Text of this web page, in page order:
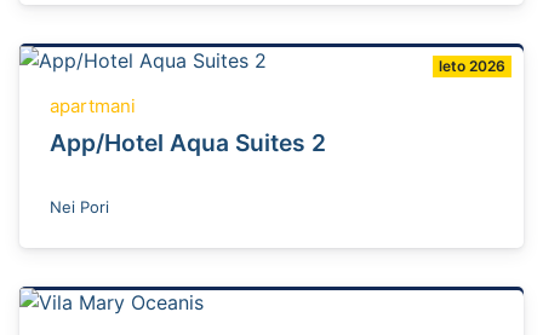
leto 2026
apartmani
App/Hotel Aqua Suites 2
Nei Pori